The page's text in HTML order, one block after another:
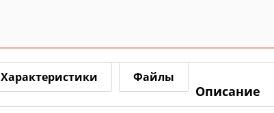
Характеристики Файлы
Описание